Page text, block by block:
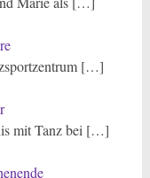
[…]
mit Tanz bei […]